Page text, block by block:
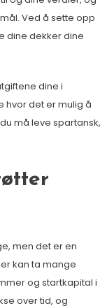
Ved å sette opp
dine dekker dine
dine i
hvor det er mulig å
må leve spartansk,
men det er en
kan ta mange
og startkapital i
over tid, og